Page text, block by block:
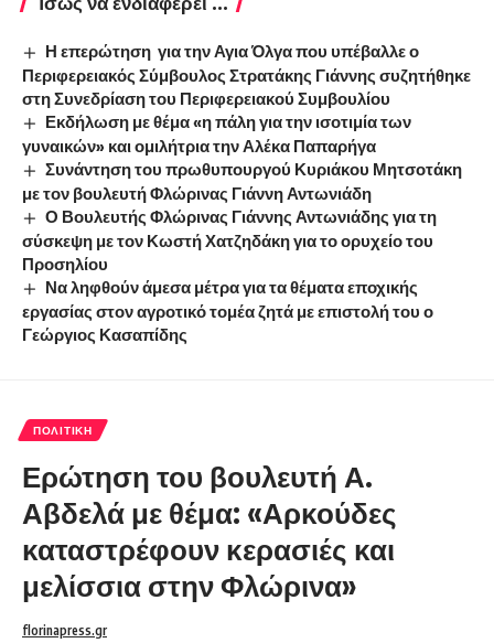
Η επερώτηση για την Αγια Όλγα που υπέβαλλε ο
Περιφερειακός Σύμβουλος Στρατάκης Γιάννης συζητήθηκε
στη Συνεδρίαση του Περιφερειακού Συμβουλίου
Εκδήλωση με θέμα «η πάλη για την ισοτιμία των
γυναικών» και ομιλήτρια την Αλέκα Παπαρήγα
Συνάντηση του πρωθυπουργού Κυριάκου Μητσοτάκη
με τον βουλευτή Φλώρινας Γιάννη Αντωνιάδη
Ο Βουλευτής Φλώρινας Γιάννης Αντωνιάδης για τη
σύσκεψη με τον Κωστή Χατζηδάκη για το ορυχείο του
Προσηλίου
Να ληφθούν άμεσα μέτρα για τα θέματα εποχικής
εργασίας στον αγροτικό τομέα ζητά με επιστολή του ο
Γεώργιος Κασαπίδης
ΠΟΛΙΤΙΚΉ
Ερώτηση του βουλευτή Α.
Αβδελά με θέμα: «Αρκούδες
καταστρέφουν κερασιές και
μελίσσια στην Φλώρινα»
florinapress.gr